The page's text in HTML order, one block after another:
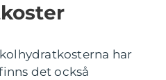
har
det också